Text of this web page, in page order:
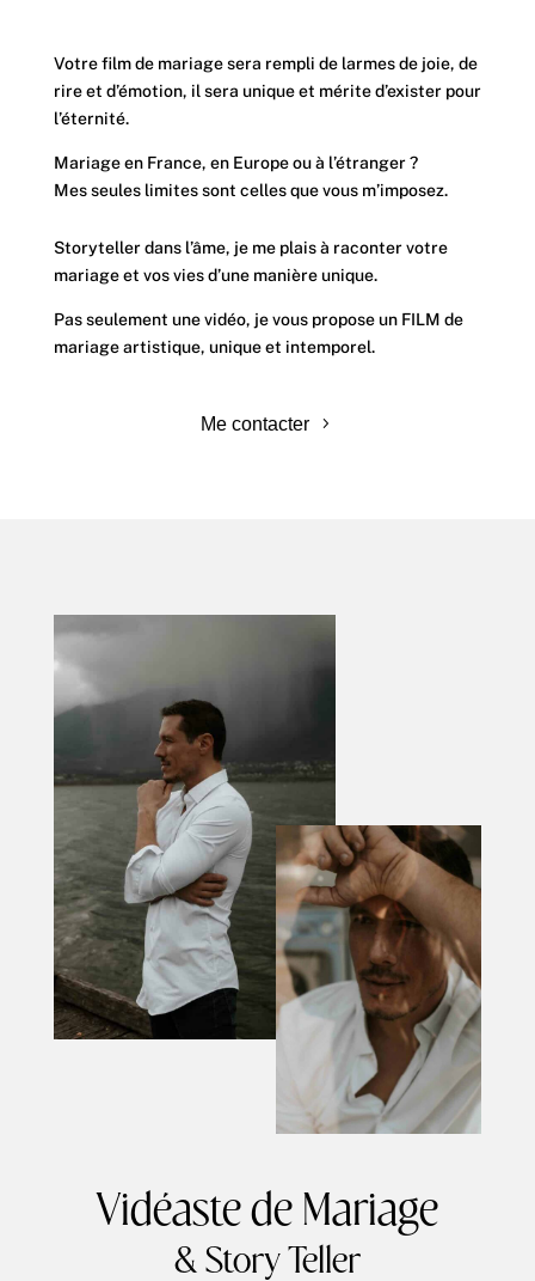
Votre film de mariage sera rempli de larmes de joie, de
rire et d’émotion, il sera unique et mérite d’exister pour
l’éternité.
Mariage en France, en Europe ou à l’étranger ?
Mes seules limites sont celles que vous m’imposez.
Storyteller dans l’âme, je me plais à raconter votre
mariage et vos vies d’une manière unique.
Pas seulement une vidéo, je vous propose un FILM de
mariage artistique, unique et intemporel.
Me contacter
Vidéaste de Mariage
& Story Teller